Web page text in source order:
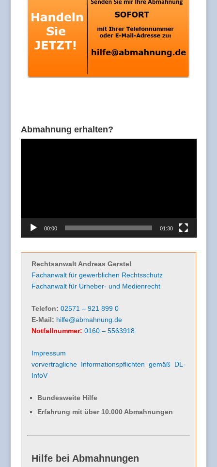
Abmahnung erhalten?
00:00 01:30
Rechtsanwalt Andreas Gerstel
Fachanwalt für gewerblichen Rechtsschutz
Fachanwalt für Urheber- und Medienrecht
Telefon: 02571 – 921 899 0
E-Mail: hilfe@abmahnung.de
Notfallnummer: 0160 – 5563918
Impressum
vorvertragliche Informationspflichten gemäß DL-
InfoV
Bundesweite Hilfe
Erfahrung mit über 10.000 Abmahnungen
Hilfe bei Abmahnungen